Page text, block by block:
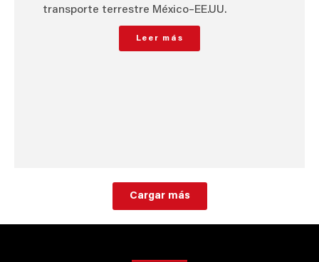
transporte terrestre México–EE.UU.
Leer más
Cargar más